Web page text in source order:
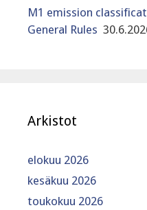
M1 emission
General Rules
Arkistot
elokuu 2026
kesäkuu 2026
toukokuu 2026